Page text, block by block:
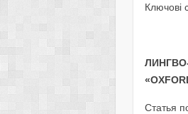
Ключові
«
Статья